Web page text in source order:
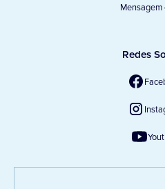
Mensagem
Redes